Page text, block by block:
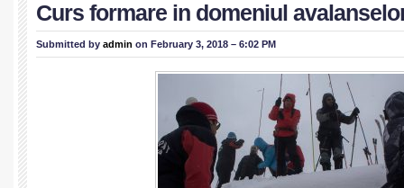
Curs formare in domeniul
Submitted by admin on February 3, 2018 – 6:02 PM